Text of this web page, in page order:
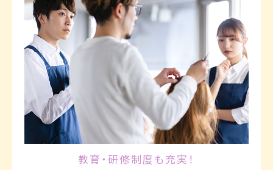
教育・研修制度も充実！